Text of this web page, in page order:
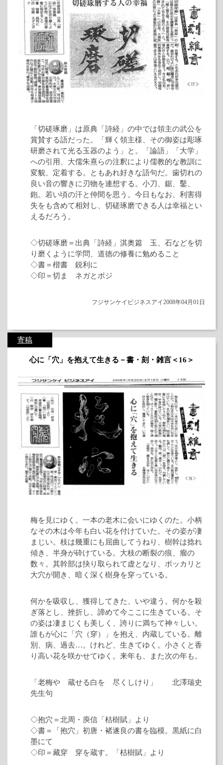
「切磋琢磨」は原典「詩経」の中では領主の武公を
賞賛する語だった。「輝く領主様、その御姿は彫琢
研磨されて光る玉器のよう」と。「論語」「大学」
への引用、大儒朱熹らの注釈により儒教的な教訓に
変貌、定着する。ともあれ好きな語句だ。歯切れの
良い音の響きに刃物を連想する。小刀、鋸、鑿、
鉋。若い頃の汗と仲間を思う。今日もなお、利害得
失をも含めて相対し、切磋琢磨できる人は幸福とい
えるだろう。
◇切磋琢磨＝出典「詩経」淇奥篇 玉、石などを切
り磨くように学問、道徳の修養に勉めること
◇書＝楷書 鋭利に
◇印＝切ま ネガとポジ
フジサンケイビジネスアイ2008年04月01日
寄稿
心に「穴」を抱えて生きる－書・刻・雑言＜16＞
梅を見にゆく。一本の老木に会いにゆくのた。小柄
なその木は今年も白い花を付けていた。その姿が凄
まじい。枝は幾重にも屈曲してうねり、樹幹は捻れ
傾き、半身が砕けている。大枝の断裂の痕、瘤の
数々。其幹部は抉り取られて虚となり、ポッカリと
大穴が開き、暗く深く樹身を穿っている。
何かを吸収し、獲得してきた、いや違う。何かを殺
ぎ落とし、挫折し、諦めて今ここに生きている。そ
の姿は凄まじくも美しく、誇りに満ちて神々しい。
誰もが心に「穴（穿）」を抱え、内蔵している。離
別、病、過去…。けれど、生きてゆく。小さくと香
り高い花を咲かせてゆく。来年も、また次の年も。
「老梅や 蔵せる白を 尽くしけり」 北澤瑞史
先生句
◇抱穴＝北周・庾信「枯樹賦」より
◇書＝「抱穴」初唐・褚遂良の書を臨模。黒紙に白
墨にて
◇印＝藏穿 穿を蔵す。「枯樹賦」より